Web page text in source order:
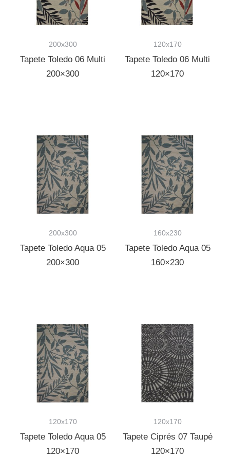
200x300
Tapete Toledo 06 Multi
200×300
120x170
Tapete Toledo 06 Multi
120×170
200x300
Tapete Toledo Aqua 05
200×300
160x230
Tapete Toledo Aqua 05
160×230
120x170
Tapete Toledo Aqua 05
120×170
120x170
Tapete Ciprés 07 Taupé
120×170